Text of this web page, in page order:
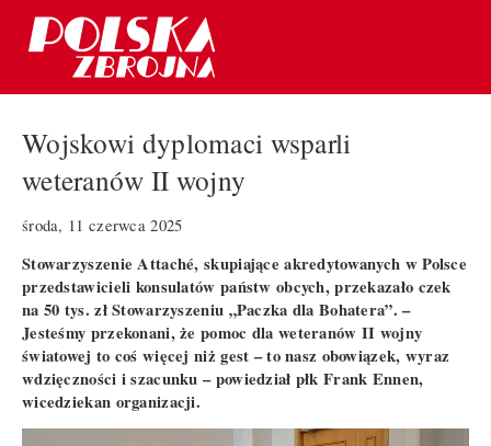
Wojskowi dyplomaci wsparli
weteranów II wojny
środa, 11 czerwca 2025
Stowarzyszenie Attaché, skupiające akredytowanych w Polsce
przedstawicieli konsulatów państw obcych, przekazało czek
na 50 tys. zł Stowarzyszeniu „Paczka dla Bohatera”. –
Jesteśmy przekonani, że pomoc dla weteranów II wojny
światowej to coś więcej niż gest – to nasz obowiązek, wyraz
wdzięczności i szacunku – powiedział płk Frank Ennen,
wicedziekan organizacji.